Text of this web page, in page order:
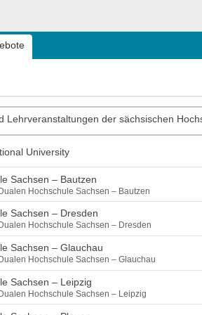
Lehrveranstaltungen der sächsischen
University
Sachsen – Bautzen
Hochschule Sachsen – Bautzen
Sachsen – Dresden
Hochschule Sachsen – Dresden
Sachsen – Glauchau
Hochschule Sachsen – Glauchau
Sachsen – Leipzig
Hochschule Sachsen – Leipzig